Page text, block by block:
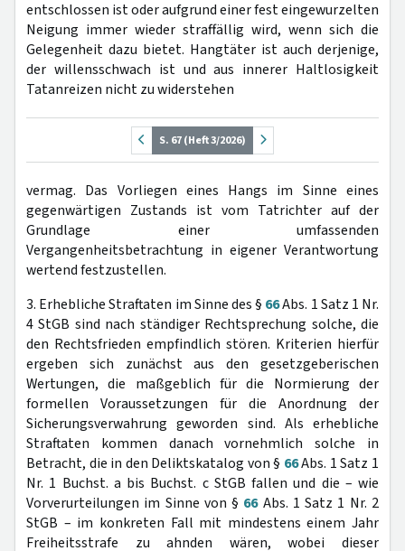
entschlossen ist oder aufgrund einer fest eingewurzelten
Neigung immer wieder straffällig wird, wenn sich die
Gelegenheit dazu bietet. Hangtäter ist auch derjenige,
der willensschwach ist und aus innerer Haltlosigkeit
Tatanreizen nicht zu widerstehen
S. 67 (Heft 3/2026)
vermag. Das Vorliegen eines Hangs im Sinne eines
gegenwärtigen Zustands ist vom Tatrichter auf der
Grundlage einer umfassenden
Vergangenheitsbetrachtung in eigener Verantwortung
wertend festzustellen.
3. Erhebliche Straftaten im Sinne des § 66Abs. 1 Satz 1 Nr.
4 StGB sind nach ständiger Rechtsprechung solche, die
den Rechtsfrieden empfindlich stören. Kriterien hierfür
ergeben sich zunächst aus den gesetzgeberischen
Wertungen, die maßgeblich für die Normierung der
formellen Voraussetzungen für die Anordnung der
Sicherungsverwahrung geworden sind. Als erhebliche
Straftaten kommen danach vornehmlich solche in
Betracht, die in den Deliktskatalog von § 66Abs. 1 Satz 1
Nr. 1 Buchst. a bis Buchst. c StGB fallen und die – wie
Vorverurteilungen im Sinne von § 66Abs. 1 Satz 1 Nr. 2
StGB – im konkreten Fall mit mindestens einem Jahr
Freiheitsstrafe zu ahnden wären, wobei dieser